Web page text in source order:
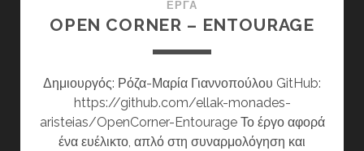
ΈΡΓΑ
OPEN CORNER – ENTOURAGE
Δημιουργός: Ρόζα-Μαρία Γιαννοπούλου GitHub:
https://github.com/ellak-monades-
aristeias/OpenCorner-Entourage Το έργο αφορά
ένα ευέλικτο, απλό στη συναρμολόγηση και